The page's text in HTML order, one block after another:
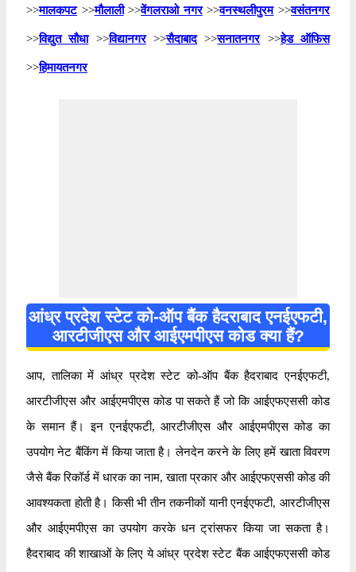
>>मालकपट>>मौलाली>>वेंगलराओ नगर>>वनस्थलीपुरम>>वसंतनगर
>>विद्युत सौधा>>विद्यानगर>>सैदाबाद>>सनातनगर>>हेड ऑफिस
>>हिमायतनगर
आंध्र प्रदेश स्टेट को-ऑप बैंक हैदराबाद एनईएफटी,
आरटीजीएस और आईएमपीएस कोड क्या हैं?
आप, तालिका में आंध्र प्रदेश स्टेट को-ऑप बैंक हैदराबाद एनईएफटी,
आरटीजीएस और आईएमपीएस कोड पा सकते हैं जो कि आईएफएससी कोड
के समान हैं। इन एनईएफटी, आरटीजीएस और आईएमपीएस कोड का
उपयोग नेट बैंकिंग में किया जाता है। लेनदेन करने के लिए हमें खाता विवरण
जैसे बैंक रिकॉर्ड में धारक का नाम, खाता प्रकार और आईएफएससी कोड की
आवश्यकता होती है। किसी भी तीन तकनीकों यानी एनईएफटी, आरटीजीएस
और आईएमपीएस का उपयोग करके धन ट्रांसफर किया जा सकता है।
हैदराबाद की शाखाओं के लिए ये आंध्र प्रदेश स्टेट बैंक आईएफएससी कोड